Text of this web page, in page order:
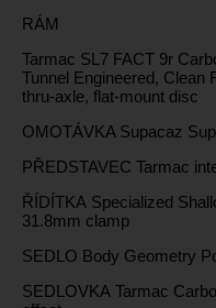
RÁM
Tarmac SL7 FACT 9r
Tunnel Engineered, Clean
thru-axle, flat-mount disc
OMOTÁVKA Supacaz
PŘEDSTAVEC Tarmac
ŘÍDÍTKA Specialized
31.8mm clamp
SEDLO Body Geometry
SEDLOVKA Tarmac